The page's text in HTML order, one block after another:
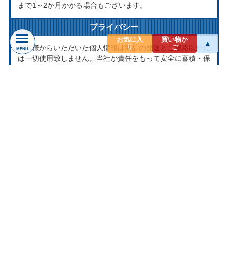
まで1～2か月かかる場合もございます。
プライバシー
お客様からいただいた個人情報は商品の発送とご連絡以外に
は一切使用致しません。当社が責任をもって安全に蓄積・保
MENU
お気に入
り
買い物か
ご
▲